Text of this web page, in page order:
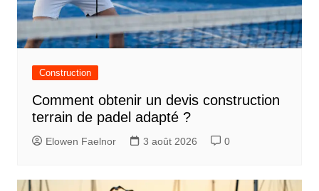
Construction
Comment obtenir un devis construction
terrain de padel adapté ?
Elowen Faelnor 3 août 2026 0